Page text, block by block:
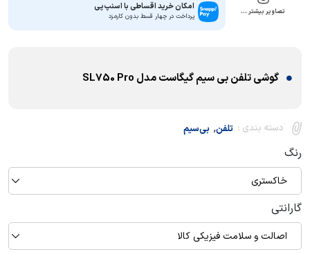
تصاویر بیشتر … امکان خرید اقساطی با اسنپ‌پی
پرداخت در چهار قسط بدون کارمزد
گوشی تلفن بی سیم گیگاست مدل SL750 Pro
دسته بندی : تلفن, بی‌سیم
رنگ
خاکستری
گارانتی
اصالت و سلامت فیزیکی کالا